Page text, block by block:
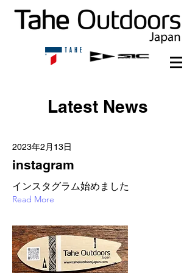
Latest News
2023年2月13日
instagram
インスタグラム始めました
Read More